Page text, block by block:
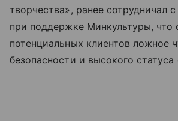
творчества», ранее сотрудничал
при поддержке Минкультуры, что
потенциальных клиентов ложное
безопасности и высокого статуса